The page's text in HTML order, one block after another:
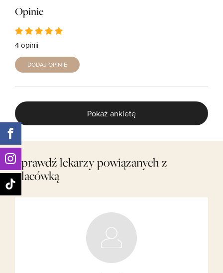
Opinie
4 opinii
DODAJ OPINIE
Pokaż ankietę
Sprawdź lekarzy powiązanych z
placówką